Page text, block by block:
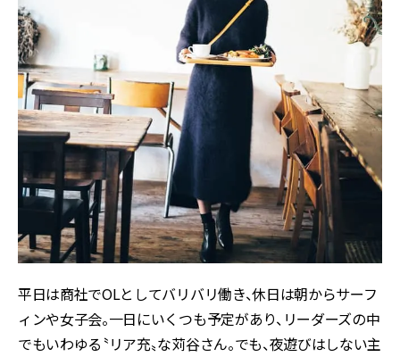
平日は商社でOLとしてバリバリ働き、休日は朝からサーフ
ィンや女子会。一日にいくつも予定があり、リーダーズの中
でもいわゆる〝リア充〟な苅谷さん。でも、夜遊びはしない主